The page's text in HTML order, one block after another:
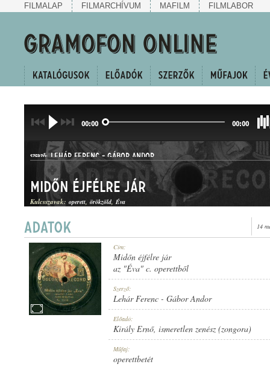
FILMALAP FILMARCHÍVUM MAFILM FILMLABOR
00:00 00:00
SZERZŐ: LEHÁR FERENC-GÁBOR ANDOR
MŰFAJ: OPERETTBETÉT
1912 KÖRÜL
Midőn éjfélre jár
Kulcsszavak: operett örökzöld Éva
14
Cím:
Midőn éjfélre jár
az "Éva" c. operettből
Szerző:
Lehár Ferenc - Gábor Andor
Előadó:
Király Ernő, ismeretlen zenész (zongora)
Műfaj:
operettbetét